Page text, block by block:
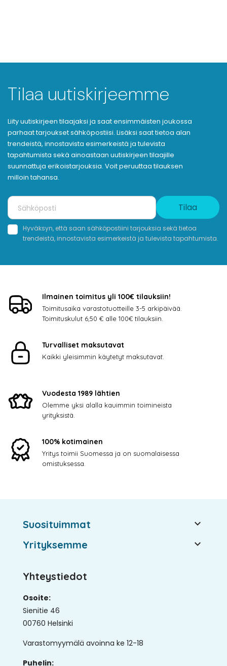
Tilaa uutiskirjeemme
Liity uutiskirjeen tilaajaksi ja saat ensimmäisten joukossa
parhaat tarjoukset sähköpostiisi. Lisäksi saat tietoa alan
trendeistä, innostavista esimerkeistä ja tulevista
tapahtumista sekä ainoastaan uutiskirjeen tilaajille
suunnattuja erikoistarjouksia. Voit peruuttaa tilauksen
milloin tahansa.
Tilaa
Hyväksyn, että saan sähköpostiini tarjouksia sekä tietoa
trendeistä, innostavista esimerkeistä ja tulevista tapahtumista.
Ilmainen toimitus yli 100€ tilauksiin!
Toimitusaika varastotuotteille 3-5 arkipäivää.
Toimituskulut 6,50 € alle 100€ tilauksiin.
Turvalliset maksutavat
Kaikki yleisimmin käytetyt maksutavat.
Vuodesta 1989 lähtien
Olemme yksi alalla kauimmin toimineista
yrityksistä.
100% kotimainen
Yritys toimii Suomessa ja on suomalaisessa
omistuksessa.
Suosituimmat 
Yrityksemme 
Yhteystiedot
Osoite:
Sienitie 46
00760 Helsinki
Varastomyymälä avoinna ke 12-18
Puhelin: